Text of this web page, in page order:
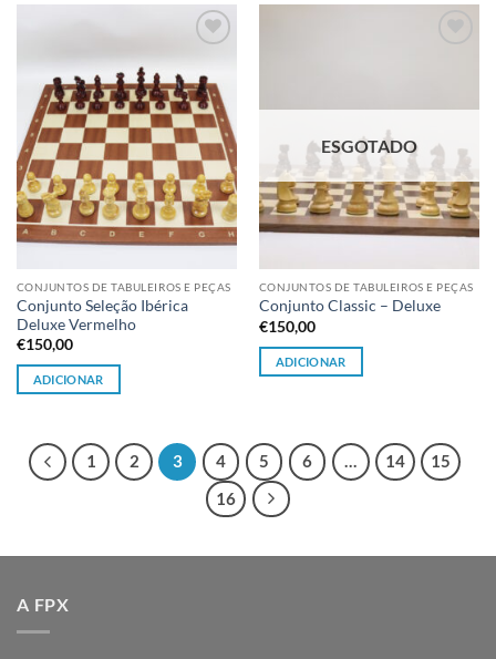
à lista de
desejos
CONJUNTOS DE TABULEIROS E PEÇAS
Conjunto Seleção Ibérica
Deluxe Vermelho
€150,00
ADICIONAR
ESGOTADO
CONJUNTOS DE TABULEIROS E PEÇAS
Conjunto Classic – Deluxe
€150,00
ADICIONAR
1 2 3 4 5 6 … 14
15
16
A FPX